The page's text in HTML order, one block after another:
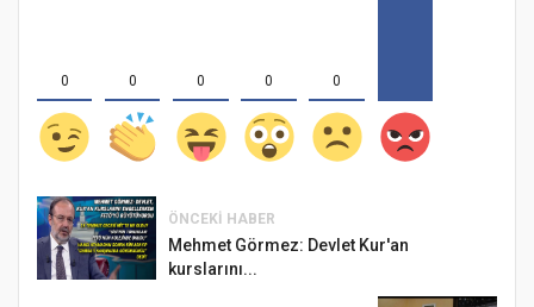
0 0 0 0 0
ÖNCEKI HABER
Mehmet Görmez: Devlet Kur'an
kurslarını...